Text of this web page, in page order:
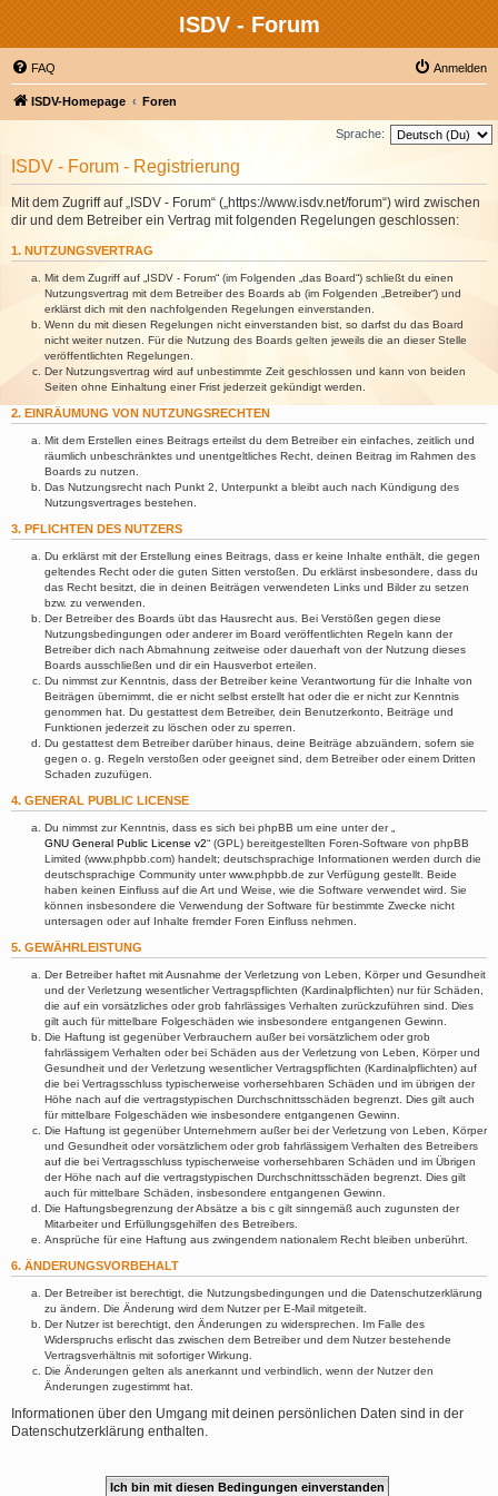
ISDV - Forum
FAQ Anmelden
ISDV-Homepage Foren
Sprache:
ISDV - Forum - Registrierung
Mit dem Zugriff auf „ISDV - Forum“ („https://www.isdv.net/forum“) wird zwischen
dir und dem Betreiber ein Vertrag mit folgenden Regelungen geschlossen:
1. NUTZUNGSVERTRAG
Mit dem Zugriff auf „ISDV - Forum“ (im Folgenden „das Board“) schließt du einen
Nutzungsvertrag mit dem Betreiber des Boards ab (im Folgenden „Betreiber“) und
erklärst dich mit den nachfolgenden Regelungen einverstanden.
Wenn du mit diesen Regelungen nicht einverstanden bist, so darfst du das Board
nicht weiter nutzen. Für die Nutzung des Boards gelten jeweils die an dieser Stelle
veröffentlichten Regelungen.
Der Nutzungsvertrag wird auf unbestimmte Zeit geschlossen und kann von beiden
Seiten ohne Einhaltung einer Frist jederzeit gekündigt werden.
2. EINRÄUMUNG VON NUTZUNGSRECHTEN
Mit dem Erstellen eines Beitrags erteilst du dem Betreiber ein einfaches, zeitlich und
räumlich unbeschränktes und unentgeltliches Recht, deinen Beitrag im Rahmen des
Boards zu nutzen.
Das Nutzungsrecht nach Punkt 2, Unterpunkt a bleibt auch nach Kündigung des
Nutzungsvertrages bestehen.
3. PFLICHTEN DES NUTZERS
Du erklärst mit der Erstellung eines Beitrags, dass er keine Inhalte enthält, die gegen
geltendes Recht oder die guten Sitten verstoßen. Du erklärst insbesondere, dass du
das Recht besitzt, die in deinen Beiträgen verwendeten Links und Bilder zu setzen
bzw. zu verwenden.
Der Betreiber des Boards übt das Hausrecht aus. Bei Verstößen gegen diese
Nutzungsbedingungen oder anderer im Board veröffentlichten Regeln kann der
Betreiber dich nach Abmahnung zeitweise oder dauerhaft von der Nutzung dieses
Boards ausschließen und dir ein Hausverbot erteilen.
Du nimmst zur Kenntnis, dass der Betreiber keine Verantwortung für die Inhalte von
Beiträgen übernimmt, die er nicht selbst erstellt hat oder die er nicht zur Kenntnis
genommen hat. Du gestattest dem Betreiber, dein Benutzerkonto, Beiträge und
Funktionen jederzeit zu löschen oder zu sperren.
Du gestattest dem Betreiber darüber hinaus, deine Beiträge abzuändern, sofern sie
gegen o. g. Regeln verstoßen oder geeignet sind, dem Betreiber oder einem Dritten
Schaden zuzufügen.
4. GENERAL PUBLIC LICENSE
Du nimmst zur Kenntnis, dass es sich bei phpBB um eine unter der „
GNU General Public License v2“ (GPL) bereitgestellten Foren-Software von phpBB
Limited (www.phpbb.com) handelt; deutschsprachige Informationen werden durch die
deutschsprachige Community unter www.phpbb.de zur Verfügung gestellt. Beide
haben keinen Einfluss auf die Art und Weise, wie die Software verwendet wird. Sie
können insbesondere die Verwendung der Software für bestimmte Zwecke nicht
untersagen oder auf Inhalte fremder Foren Einfluss nehmen.
5. GEWÄHRLEISTUNG
Der Betreiber haftet mit Ausnahme der Verletzung von Leben, Körper und Gesundheit
und der Verletzung wesentlicher Vertragspflichten (Kardinalpflichten) nur für Schäden,
die auf ein vorsätzliches oder grob fahrlässiges Verhalten zurückzuführen sind. Dies
gilt auch für mittelbare Folgeschäden wie insbesondere entgangenen Gewinn.
Die Haftung ist gegenüber Verbrauchern außer bei vorsätzlichem oder grob
fahrlässigem Verhalten oder bei Schäden aus der Verletzung von Leben, Körper und
Gesundheit und der Verletzung wesentlicher Vertragspflichten (Kardinalpflichten) auf
die bei Vertragsschluss typischerweise vorhersehbaren Schäden und im übrigen der
Höhe nach auf die vertragstypischen Durchschnittsschäden begrenzt. Dies gilt auch
für mittelbare Folgeschäden wie insbesondere entgangenen Gewinn.
Die Haftung ist gegenüber Unternehmern außer bei der Verletzung von Leben, Körper
und Gesundheit oder vorsätzlichem oder grob fahrlässigem Verhalten des Betreibers
auf die bei Vertragsschluss typischerweise vorhersehbaren Schäden und im Übrigen
der Höhe nach auf die vertragstypischen Durchschnittsschäden begrenzt. Dies gilt
auch für mittelbare Schäden, insbesondere entgangenen Gewinn.
Die Haftungsbegrenzung der Absätze a bis c gilt sinngemäß auch zugunsten der
Mitarbeiter und Erfüllungsgehilfen des Betreibers.
Ansprüche für eine Haftung aus zwingendem nationalem Recht bleiben unberührt.
6. ÄNDERUNGSVORBEHALT
Der Betreiber ist berechtigt, die Nutzungsbedingungen und die Datenschutzerklärung
zu ändern. Die Änderung wird dem Nutzer per E-Mail mitgeteilt.
Der Nutzer ist berechtigt, den Änderungen zu widersprechen. Im Falle des
Widerspruchs erlischt das zwischen dem Betreiber und dem Nutzer bestehende
Vertragsverhältnis mit sofortiger Wirkung.
Die Änderungen gelten als anerkannt und verbindlich, wenn der Nutzer den
Änderungen zugestimmt hat.
Informationen über den Umgang mit deinen persönlichen Daten sind in der
Datenschutzerklärung enthalten.